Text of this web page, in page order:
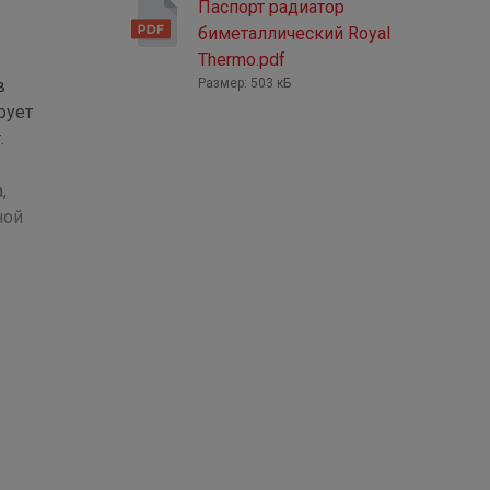
Паспорт радиатор
биметаллический Royal
Thermo.pdf
Размер: 503 кБ